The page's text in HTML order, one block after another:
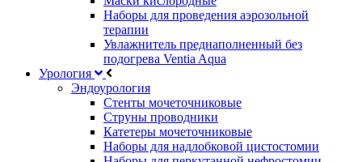
Наборы для проведения аэрозольной
терапии
Увлажнитель преднаполненный без
подогрева Ventia Aqua
Урология
Эндоурология
Стенты мочеточниковые
Струны проводники
Катетеры мочеточниковые
Наборы для надлобковой цистостомии